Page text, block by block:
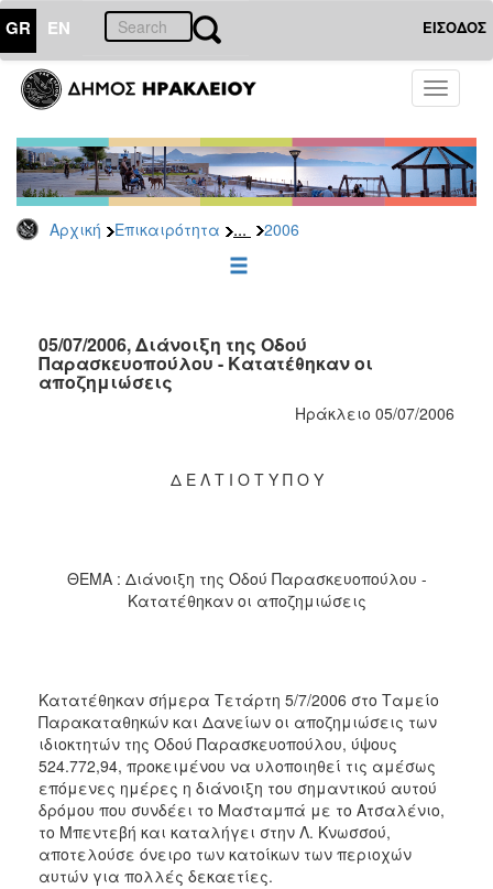
GR EN ΕΙΣΟΔΟΣ
Toggle
Αρχική Επικαιρότητα ... 2006
ΕΠΙΚΑΙΡΟΤΗΤΑ
Τύπου
Αρχείο
2026
2025
2022
2021
2015
2010
2006
ΔΗΜΟΤΗΣ
05/07/2006, Διάνοιξη της Οδού
Παρασκευοπούλου - Κατατέθηκαν οι
αποζημιώσεις
Ηράκλειο 05/07/2006
Δ Ε Λ Τ Ι Ο Τ Υ Π Ο Υ
ΘΕΜΑ : Διάνοιξη της Οδού Παρασκευοπούλου -
Κατατέθηκαν οι αποζημιώσεις
Κατατέθηκαν σήμερα Τετάρτη 5/7/2006 στο Ταμείο
Παρακαταθηκών και Δανείων οι αποζημιώσεις των
ιδιοκτητών της Οδού Παρασκευοπούλου, ύψους
524.772,94, προκειμένου να υλοποιηθεί τις αμέσως
επόμενες ημέρες η διάνοιξη του σημαντικού αυτού
δρόμου που συνδέει το Μασταμπά με το Ατσαλένιο,
το Μπεντεβή και καταλήγει στην Λ. Κνωσσού,
αποτελούσε όνειρο των κατοίκων των περιοχών
αυτών για πολλές δεκαετίες.